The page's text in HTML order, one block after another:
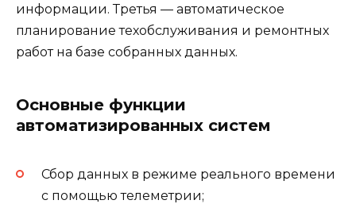
информации. Третья — автоматическое
планирование техобслуживания и ремонтных
работ на базе собранных данных.
Основные функции
автоматизированных систем
Сбор данных в режиме реального времени
с помощью телеметрии;